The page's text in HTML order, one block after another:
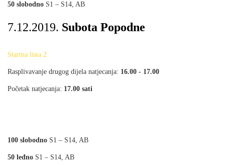
50 slobodno S1 – S14, AB
7.12.2019. Subota Popodne
Startna lista 2
Rasplivavanje drugog dijela natjecanja: 16.00 - 17.00
Početak natjecanja: 17.00 sati
100 slobodno S1 – S14, AB
50 leđno S1 – S14, AB